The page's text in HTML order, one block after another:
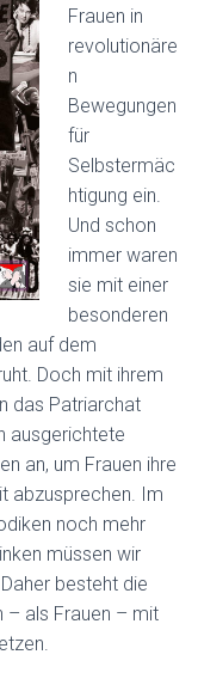
Frauen in
revolutionäre
n
Bewegungen
für
Selbstermäc
htigung ein.
Und schon
immer waren
sie mit einer
besonderen
auf dem
Doch mit ihrem
das Patriarchat
ausgerichtete
an, um Frauen ihre
abzusprechen. Im
noch mehr
müssen wir
besteht die
– als Frauen – mit